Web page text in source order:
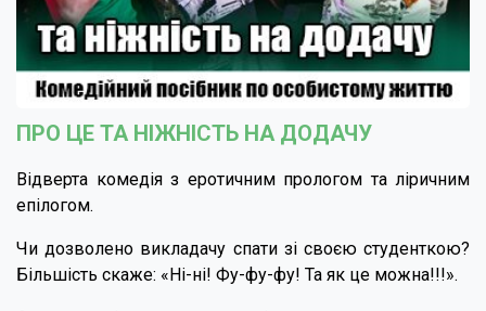
ПРО ЦЕ ТА НІЖНІСТЬ НА ДОДАЧУ
Відверта комедія з еротичним прологом та ліричним
епілогом.
Чи дозволено викладачу спати зі своєю студенткою?
Більшість скаже: «Ні-ні! Фу-фу-фу! Та як це можна!!!».